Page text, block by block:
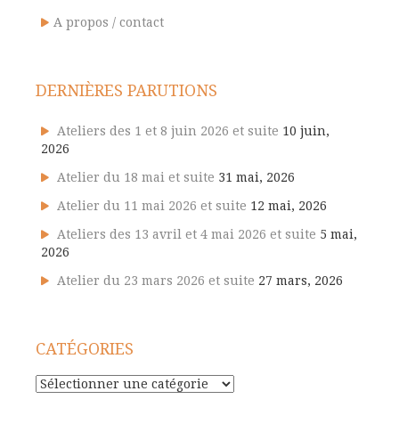
A propos / contact
DERNIÈRES PARUTIONS
Ateliers des 1 et 8 juin 2026 et suite 10 juin,
2026
Atelier du 18 mai et suite 31 mai, 2026
Atelier du 11 mai 2026 et suite 12 mai, 2026
Ateliers des 13 avril et 4 mai 2026 et suite 5 mai,
2026
Atelier du 23 mars 2026 et suite 27 mars, 2026
CATÉGORIES
Catégories